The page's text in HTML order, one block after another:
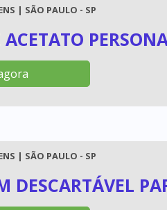
| SÃO PAULO - SP
ACETATO
| SÃO PAULO - SP
DESCARTÁVEL